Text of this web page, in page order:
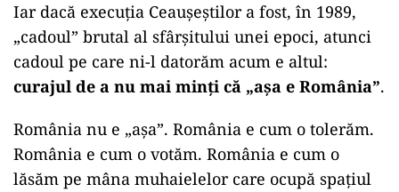
Iar dacă execuția Ceaușeștilor a fost, în 1989,
„cadoul” brutal al sfârșitului unei epoci, atunci
cadoul pe care ni-l datorăm acum e altul:
curajul de a nu mai minți că „așa e România”.
România nu e „așa”. România e cum o tolerăm.
România e cum o votăm. România e cum o
lăsăm pe mâna muhaielelor care ocupă spațiul